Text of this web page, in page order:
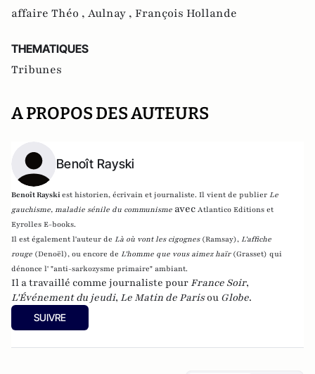
affaire Théo , Aulnay , François Hollande
THEMATIQUES
Tribunes
A PROPOS DES AUTEURS
Benoît Rayski
Benoît Rayskiest historien, écrivain et journaliste. Il vient de publier Le
gauchisme, maladie sénile du communisme avec Atlantico Editions et
Eyrolles E-books.
Il est également l'auteur de Là où vont les cigognes (Ramsay), L'affiche
rouge (Denoël), ou encore de L'homme que vous aimez haïr (Grasset) qui
dénonce l' "anti-sarkozysme primaire" ambiant.
Il a travaillé comme journaliste pour France Soir,
L'Événement du jeudi, Le Matin de Parisou Globe.
SUIVRE